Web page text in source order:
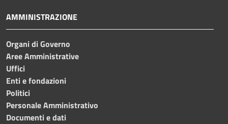
AMMINISTRAZIONE
Organi di Governo
Aree Amministrative
Uffici
Enti e fondazioni
Politici
Personale Amministrativo
Documenti e dati